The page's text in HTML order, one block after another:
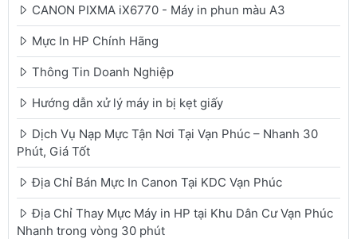
CANON PIXMA iX6770 - Máy in phun màu A3
Mực In HP Chính Hãng
Thông Tin Doanh Nghiệp
Hướng dẫn xử lý máy in bị kẹt giấy
Dịch Vụ Nạp Mực Tận Nơi Tại Vạn Phúc – Nhanh 30
Phút, Giá Tốt
Địa Chỉ Bán Mực In Canon Tại KDC Vạn Phúc
Địa Chỉ Thay Mực Máy in HP tại Khu Dân Cư Vạn Phúc
Nhanh trong vòng 30 phút